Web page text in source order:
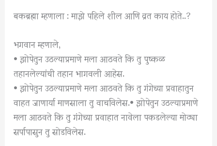
बकब्रह्मा म्हणाला : माझे पहिले शील आणि व्रत काय होते..?
भगवान म्हणाले,
• झोपेतुन उठल्याप्रमाणे मला आठवते कि तु पुष्कळ
तहानलेल्यांची तहान भागवली आहेस.
• झोपेतुन उठल्याप्रमाणे मला आठवते कि तु गंगेच्या प्रवाहातुन
वाहत जाणार्या माणसाला तु वाचविलेस.• झोपेतुन उठल्याप्रमाणे
मला आठवते कि तु गंगेच्या प्रवाहात नावेला पकडलेल्या मोठ्या
सर्पापासुन तु सोडविलेस.